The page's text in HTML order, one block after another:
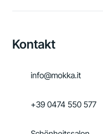
Kontakt
info@mokka.it
+39 0474 550 577